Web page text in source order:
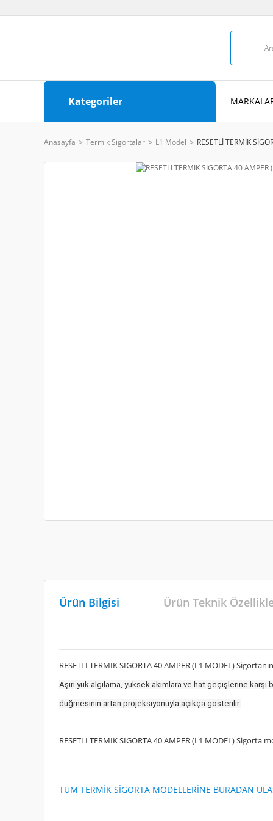
Kategoriler
Anasayfa Termik Sigortalar L1 Model RESETLİ TERMİK
Ürün Bilgisi Ürün Teknik
RESETLİ TERMİK SİGORTA 40 AMPER (L1 MODEL) Sigortanın
Aşırı yük algılama, yüksek akımlara ve hat geçişlerine karşı
düğmesinin artan projeksiyonuyla açıkça gösterilir.
RESETLİ TERMİK SİGORTA 40 AMPER (L1 MODEL)
TÜM TERMİK SİGORTA MODELLERİNE BURADAN